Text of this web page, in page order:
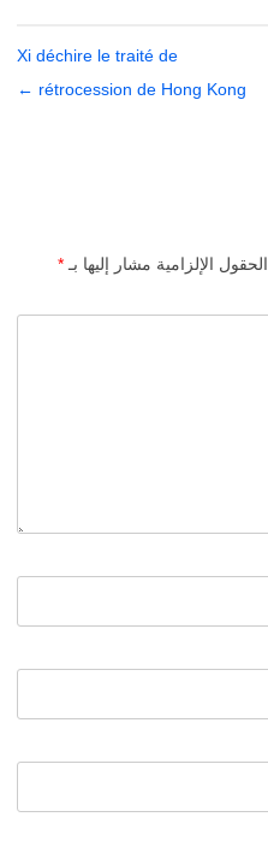
Xi déchire le traité de
rétrocession de Hong Kong
←
الحقول الإلزامية مشار إليها بـ*